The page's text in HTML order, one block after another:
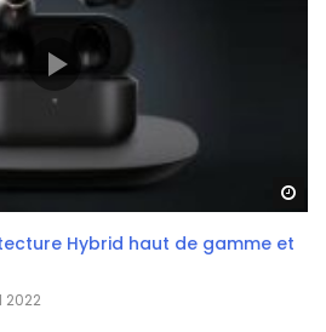
Hybrid haut de gamme et
2022